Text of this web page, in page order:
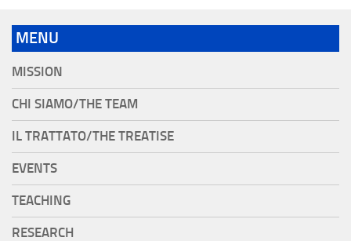
MENU
MISSION
CHI SIAMO/THE TEAM
IL TRATTATO/THE TREATISE
EVENTS
TEACHING
RESEARCH